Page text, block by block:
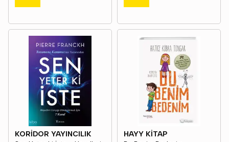
KORİDOR YAYINCILIK HAYY KİTAP